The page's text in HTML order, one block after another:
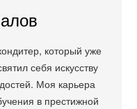
который уже
себя искусству
Моя карьера
в престижной